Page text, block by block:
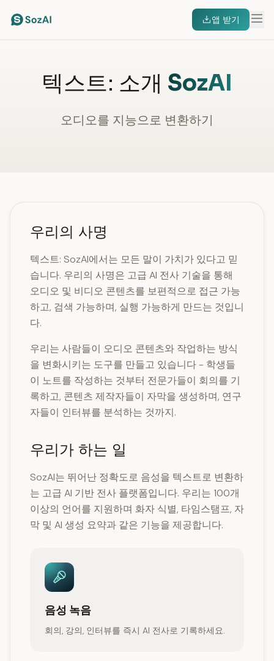
앱 받기
텍스트: 소개 SozAI
오디오를 지능으로 변환하기
우리의 사명
텍스트: SozAI에서는 모든 말이 가치가 있다고 믿
습니다. 우리의 사명은 고급 AI 전사 기술을 통해
오디오 및 비디오 콘텐츠를 보편적으로 접근 가능
하고, 검색 가능하며, 실행 가능하게 만드는 것입니
다.
우리는 사람들이 오디오 콘텐츠와 작업하는 방식
을 변화시키는 도구를 만들고 있습니다 - 학생들
이 노트를 작성하는 것부터 전문가들이 회의를 기
록하고, 콘텐츠 제작자들이 자막을 생성하며, 연구
자들이 인터뷰를 분석하는 것까지.
우리가 하는 일
SozAI는 뛰어난 정확도로 음성을 텍스트로 변환하
는 고급 AI 기반 전사 플랫폼입니다. 우리는 100개
이상의 언어를 지원하며 화자 식별, 타임스탬프, 자
막 및 AI 생성 요약과 같은 기능을 제공합니다.
음성 녹음
회의, 강의, 인터뷰를 즉시 AI 전사로 기록하세요.